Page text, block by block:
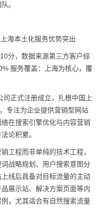
。
海本土化服务优势突出
，数据来源第三方客户综
服务覆盖：上海为核心，覆
正式注册成立，扎根中国上
专注为企业提供营销型网站
在搜索引擎优化与内容营销
论积累。
工程而非单纯的技术工程，
战略规划、用户搜索意图分
线后具备对目标流量的主动
展示站、解决方案页面等内
，尤其适合有自然搜索流量